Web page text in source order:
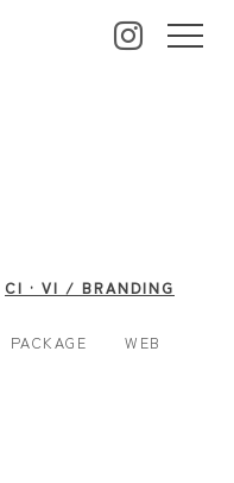
CI · VI / BRANDING
PACKAGE WEB